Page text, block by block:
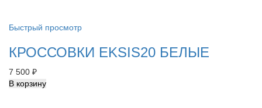
Быстрый просмотр
КРОССОВКИ EKSIS20 БЕЛЫЕ
7 500 ₽
В корзину